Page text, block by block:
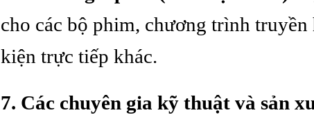
cho các bộ phim, chương trình
kiện trực tiếp khác.
7. Các chuyên gia kỹ thuật và sản